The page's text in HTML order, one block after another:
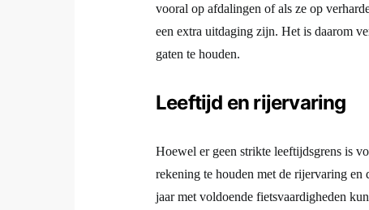
vooral op afdalingen of als ze op
een extra uitdaging zijn. Het is daarom
gaten te houden.
Leeftijd en rijervaring
Hoewel er geen strikte leeftijdsgrens is
rekening te houden met de rijervaring
jaar met voldoende fietsvaardigheden